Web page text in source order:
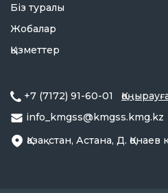
Біз туралы
Жобалар
Қызметтер
+7 (7172) 91-60-01
info_kmgss@kmgss.kmg.kz
Қазақстан, Астана, Д. Қонаев